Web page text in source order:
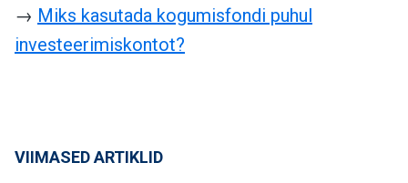
→ Miks kasutada kogumisfondi puhul
investeerimiskontot?
VIIMASED ARTIKLID